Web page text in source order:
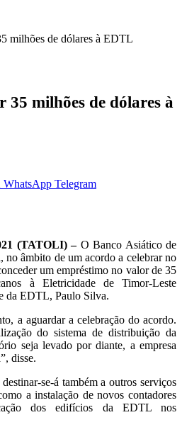
milhões de dólares à EDTL
35 milhões de dólares à
WhatsApp Telegram
(TATOLI) –O Banco Asiático de
âmbito de um acordo a celebrar no
um empréstimo no valor de 35
à Eletricidade de Timor-Leste
da EDTL, Paulo Silva.
a aguardar a celebração do acordo.
do sistema de distribuição da
seja levado por diante, a empresa
disse.
se-á também a outros serviços
a instalação de novos contadores
dos edifícios da EDTL nos